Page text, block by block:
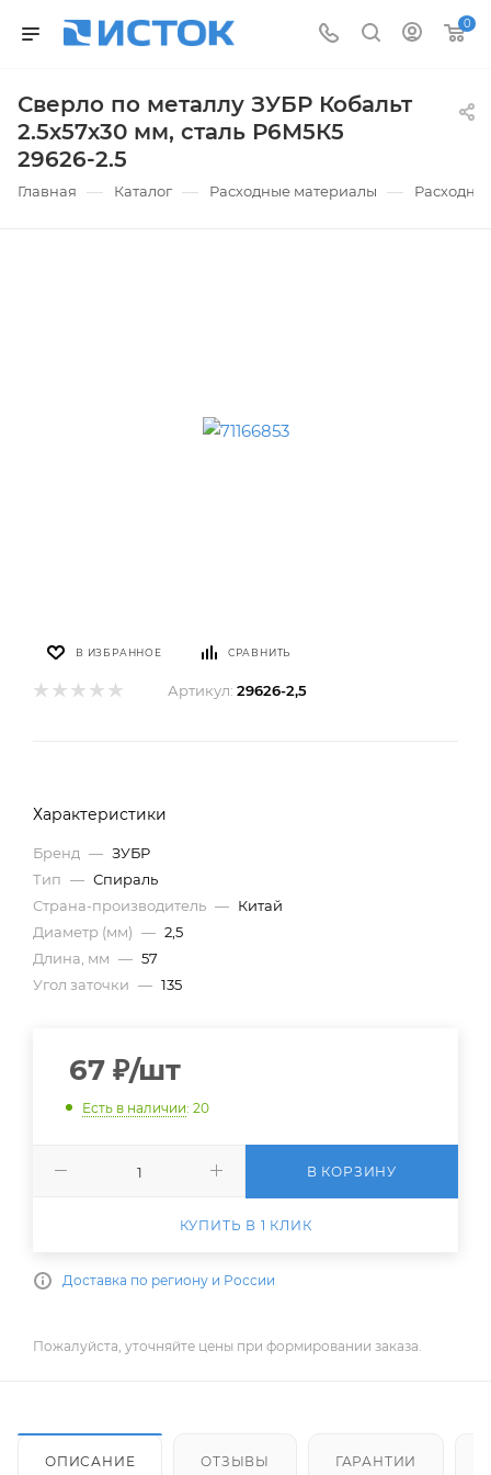
0
Сверло по металлу ЗУБР Кобальт
2.5х57х30 мм, сталь Р6М5К5
29626-2.5
Главная — Каталог — Расходные материалы —
В ИЗБРАННОЕ СРАВНИТЬ
Артикул: 29626-2,5
Характеристики
Бренд — ЗУБР
Тип — Спираль
Страна-производитель — Китай
Диаметр (мм) — 2,5
Длина, мм — 57
Угол заточки — 135
67 ₽/шт
Есть в наличии: 20
В КОРЗИНУ
КУПИТЬ В 1 КЛИК
Доставка по региону и России
Пожалуйста, уточняйте цены при формировании заказа.
ОПИСАНИЕ ОТЗЫВЫ ГАРАНТИИ